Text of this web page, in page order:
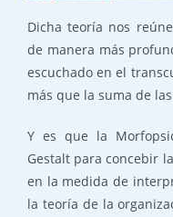
Dicha teoría nos
de manera más
escuchado en el
más que la suma de
Y es que la
Gestalt para concebir
en la medida de
la teoría de la